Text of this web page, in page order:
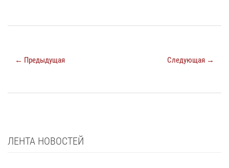
← Предыдущая Следующая →
ЛЕНТА НОВОСТЕЙ